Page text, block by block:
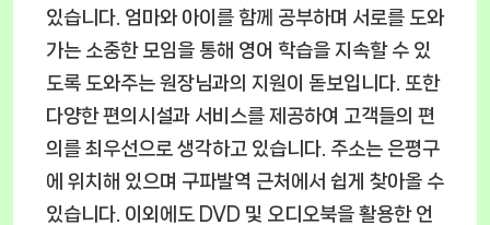
있습니다. 엄마와 아이를 함께 공부하며 서로를 도와
가는 소중한 모임을 통해 영어 학습을 지속할 수 있
도록 도와주는 원장님과의 지원이 돋보입니다. 또한
다양한 편의시설과 서비스를 제공하여 고객들의 편
의를 최우선으로 생각하고 있습니다. 주소는 은평구
에 위치해 있으며 구파발역 근처에서 쉽게 찾아올 수
있습니다. 이외에도 DVD 및 오디오북을 활용한 언